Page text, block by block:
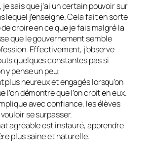
sais que j’ai un certain pouvoir sur
lequel j’enseigne. Cela fait en sorte
croire en ce que je fais malgré la
que le gouvernement semble
Effectivement, j’observe
quelques constantes pas si
y pense un peu:
plus heureux et engagés lorsqu’on
l’on démontre que l’on croit en eux.
avec confiance, les élèves
se surpasser.
agréable est instauré, apprendre
plus saine et naturelle.